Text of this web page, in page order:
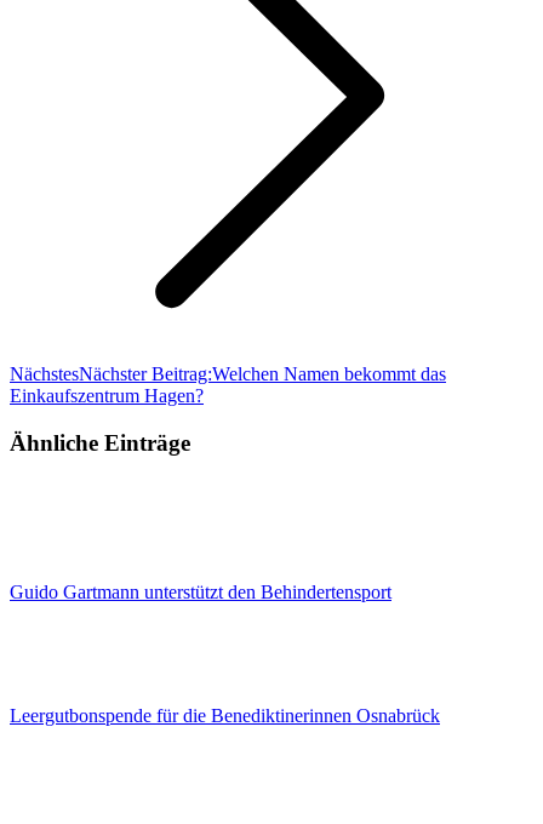
NächstesNächster Beitrag:Welchen Namen bekommt das
Einkaufszentrum Hagen?
Ähnliche Einträge
Guido Gartmann unterstützt den Behindertensport
Leergutbonspende für die Benediktinerinnen Osnabrück